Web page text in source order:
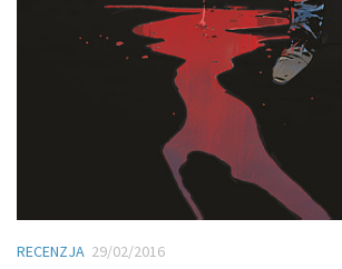
RECENZJA 29/02/2016